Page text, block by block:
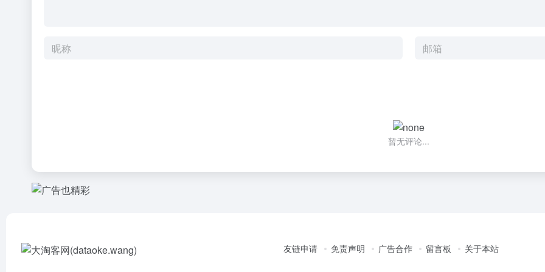
暂无评论...
友链申请 免责声明 广告合作 留言板 关于本站